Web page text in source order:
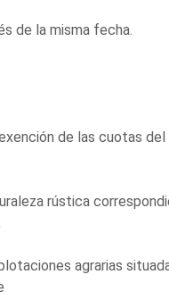
de la misma fecha.
de las cuotas
rústica
agrarias